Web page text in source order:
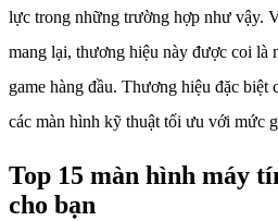
lực trong những trường hợp như vậy.
mang lại, thương hiệu này được coi là
game hàng đầu. Thương hiệu đặc biệt
các màn hình kỹ thuật tối ưu với mức
Top 15 màn hình máy
cho bạn